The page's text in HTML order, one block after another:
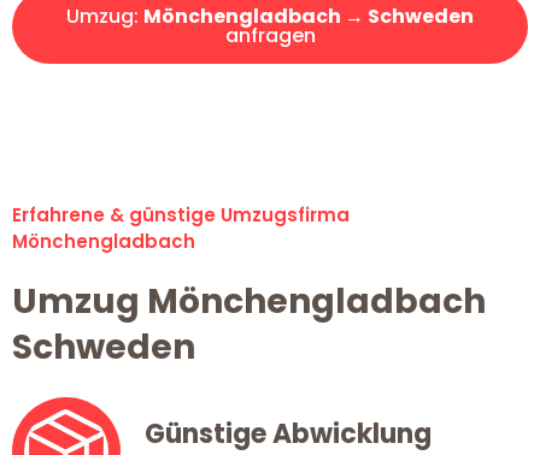
Umzug: Mönchengladbach → Schweden
anfragen
Erfahrene & günstige Umzugsfirma
Mönchengladbach
Umzug Mönchengladbach
Schweden
Günstige Abwicklung